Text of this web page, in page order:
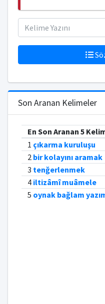
Son Aranan Kelimeler
En Son Aranan 5
1 çıkarma kuruluşu
2 bir kolayını aramak
3 tenğerlenmek
4 iltizâmî muâmele
5 oynak bağlam